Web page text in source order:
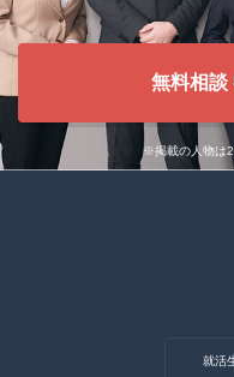
無料相談
※掲載の人物は
就活